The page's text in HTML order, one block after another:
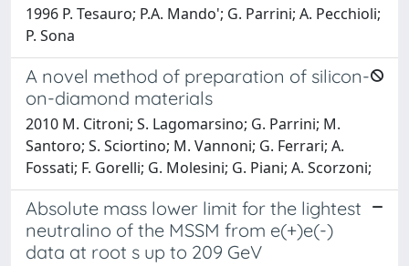
1996 P. Tesauro; P.A. Mando'; G. Parrini; A. Pecchioli;
P. Sona
A novel method of preparation of silicon-
on-diamond materials
2010 M. Citroni; S. Lagomarsino; G. Parrini; M.
Santoro; S. Sciortino; M. Vannoni; G. Ferrari; A.
Fossati; F. Gorelli; G. Molesini; G. Piani; A. Scorzoni;
Absolute mass lower limit for the lightest
neutralino of the MSSM from e(+)e(-)
data at root s up to 209 GeV